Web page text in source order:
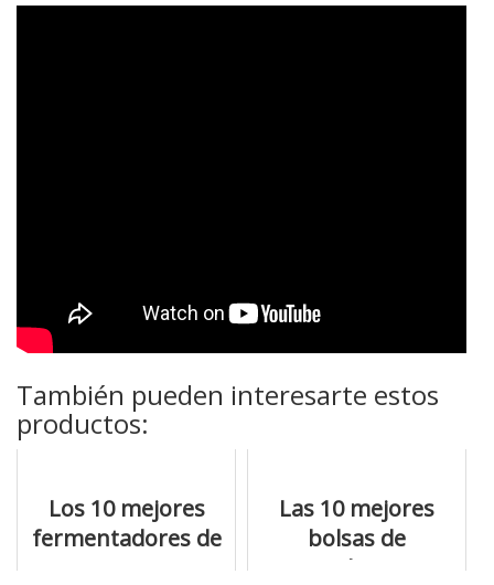
También pueden interesarte estos
productos:
Los 10 mejores
fermentadores de
Las 10 mejores
bolsas de
merienda termica